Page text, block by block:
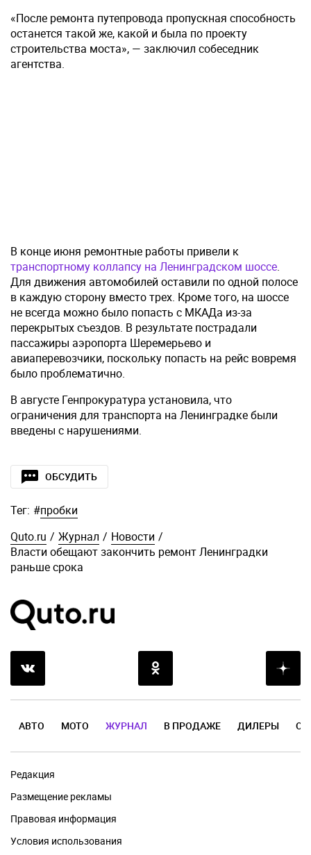
«После ремонта путепровода пропускная способность
останется такой же, какой и была по проекту
строительства моста», — заключил собеседник
агентства.
В конце июня ремонтные работы привели к
транспортному коллапсу на Ленинградском шоссе.
Для движения автомобилей оставили по одной полосе
в каждую сторону вместо трех. Кроме того, на шоссе
не всегда можно было попасть с МКАДа из-за
перекрытых съездов. В результате пострадали
пассажиры аэропорта Шеремерьево и
авиаперевозчики, поскольку попасть на рейс вовремя
было проблематично.
В августе Генпрокуратура установила, что
ограничения для транспорта на Ленинградке были
введены с нарушениями.
ОБСУДИТЬ
Тег: #пробки
Quto.ru / Журнал / Новости /
Власти обещают закончить ремонт Ленинградки
раньше срока
АВТО МОТО ЖУРНАЛ В ПРОДАЖЕ ДИЛЕРЫ
Редакция
Размещение рекламы
Правовая информация
Условия использования